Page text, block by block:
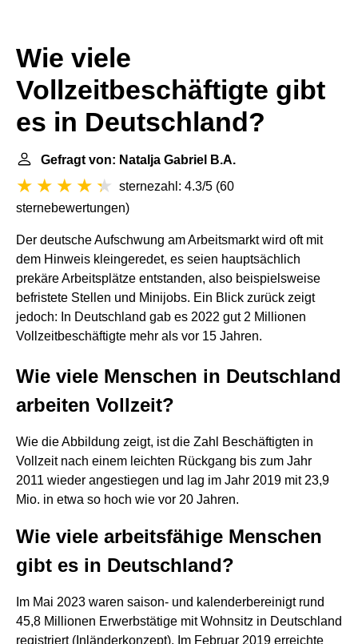
Wie viele
Vollzeitbeschäftigte gibt
es in Deutschland?
Gefragt von: Natalja Gabriel B.A.
sternezahl: 4.3/5 (60
sternebewertungen)
Der deutsche Aufschwung am Arbeitsmarkt wird oft mit
dem Hinweis kleingeredet, es seien hauptsächlich
prekäre Arbeitsplätze entstanden, also beispielsweise
befristete Stellen und Minijobs. Ein Blick zurück zeigt
jedoch: In Deutschland gab es 2022 gut 2 Millionen
Vollzeitbeschäftigte mehr als vor 15 Jahren.
Wie viele Menschen in Deutschland
arbeiten Vollzeit?
Wie die Abbildung zeigt, ist die Zahl Beschäftigten in
Vollzeit nach einem leichten Rückgang bis zum Jahr
2011 wieder angestiegen und lag im Jahr 2019 mit 23,9
Mio. in etwa so hoch wie vor 20 Jahren.
Wie viele arbeitsfähige Menschen
gibt es in Deutschland?
Im Mai 2023 waren saison- und kalenderbereinigt rund
45,8 Millionen Erwerbstätige mit Wohnsitz in Deutschland
registriert (Inländerkonzept). Im Februar 2019 erreichte